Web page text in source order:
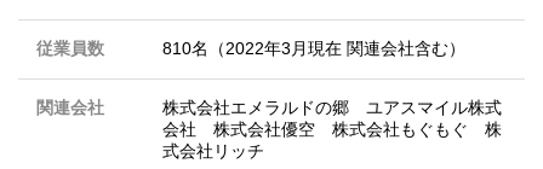
従業員数 810名（2022年3月現在 関連会社含む）
関連会社
株式会社エメラルドの郷 ユアスマイル株式
会社 株式会社優空 株式会社もぐもぐ 株
式会社リッチ